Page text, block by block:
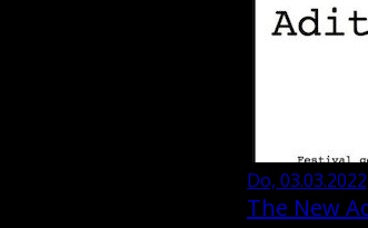
Do,
The New